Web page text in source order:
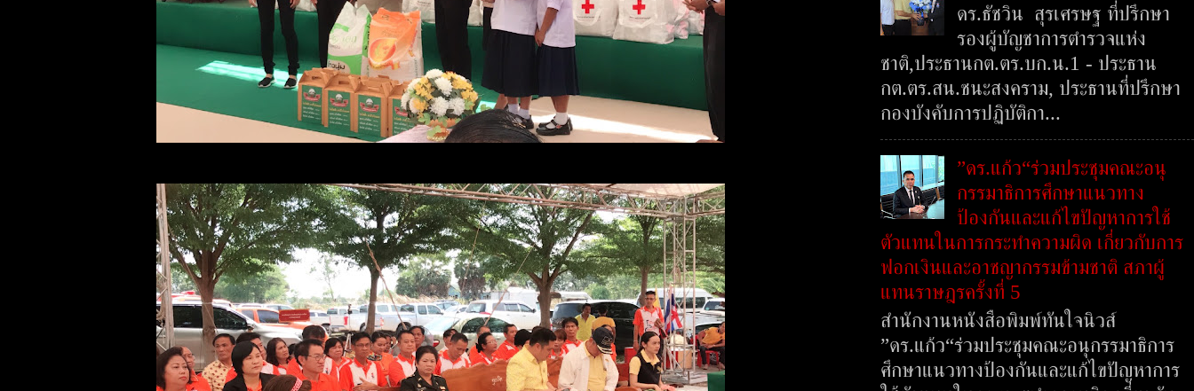
ดร.ธัชวิน สุรเศรษฐ ที่ปรึกษา
รองผู้บัญชาการตำรวจแห่ง
ชาติ,ประธานกต.ตร.บก.น.1 - ประธาน
กต.ตร.สน.ชนะสงคราม, ประธานที่ปรึกษา
กองบังคับการปฏิบัติกา...
”ดร.แก้ว“ร่วมประชุมคณะอนุ
กรรมาธิการศึกษาแนวทาง
ป้องกันและแก้ไขปัญหาการใช้
ตัวแทนในการกระทำความผิด เกี่ยวกับการ
ฟอกเงินและอาชญากรรมข้ามชาติ สภาผู้
แทนราษฎรครั้งที่ 5
สำนักงานหนังสือพิมพ์ทันใจนิวส์
”ดร.แก้ว“ร่วมประชุมคณะอนุกรรมาธิการ
ศึกษาแนวทางป้องกันและแก้ไขปัญหาการ